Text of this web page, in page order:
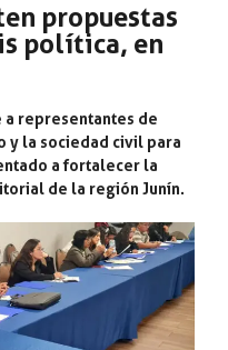
propuestas
política, en
a representantes de
y la sociedad civil para
a fortalecer la
de la región Junín.